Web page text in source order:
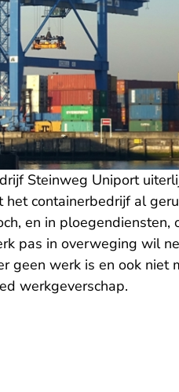
Steinweg Uniport
containerbedrijf al
en in ploegendiensten,
pas in overweging wil
geen werk is en ook niet
werkgeverschap.
Rechtspraak.nl